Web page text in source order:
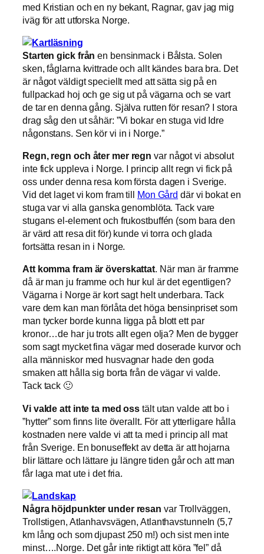
med Kristian och en ny bekant, Ragnar, gav jag mig
iväg för att utforska Norge.
Starten gick från en bensinmack i Bålsta. Solen
sken, fåglarna kvittrade och allt kändes bara bra. Det
är något väldigt speciellt med att sätta sig på en
fullpackad hoj och ge sig ut på vägarna och se vart
de tar en denna gång. Själva rutten för resan? I stora
drag såg den ut såhär: ”Vi bokar en stuga vid Idre
någonstans. Sen kör vi in i Norge.”
Regn, regn och åter mer regn var något vi absolut
inte fick uppleva i Norge. I princip allt regn vi fick på
oss under denna resa kom första dagen i Sverige.
Vid det laget vi kom fram till Mon Gård där vi bokat en
stuga var vi alla ganska genomblöta. Tack vare
stugans el-element och frukostbuffén (som bara den
är värd att resa dit för) kunde vi torra och glada
fortsätta resan in i Norge.
Att komma fram är överskattat. När man är framme
då är man ju framme och hur kul är det egentligen?
Vägarna i Norge är kort sagt helt underbara. Tack
vare dem kan man förlåta det höga bensinpriset som
man tycker borde kunna ligga på blott ett par
kronor…de har ju trots allt egen olja? Men de bygger
som sagt mycket fina vägar med doserade kurvor och
alla människor med husvagnar hade den goda
smaken att hålla sig borta från de vägar vi valde.
Tack tack 🙂
Vi valde att inte ta med oss tält utan valde att bo i
”hytter” som finns lite överallt. För att ytterligare hålla
kostnaden nere valde vi att ta med i princip all mat
från Sverige. En bonuseffekt av detta är att hojarna
blir lättare och lättare ju längre tiden går och att man
får laga mat ute i det fria.
Några höjdpunkter under resan var Trollväggen,
Trollstigen, Atlanhavsvägen, Atlanthavstunneln (5,7
km lång och som djupast 250 m!) och sist men inte
minst….Norge. Det går inte riktigt att köra ”fel” då